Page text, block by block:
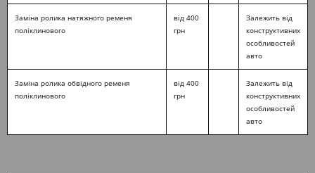
Заміна ролика натяжного ременя
поліклинового
від 400
грн
Залежить від
конструктивних
особливостей
авто
Заміна ролика обвідного ременя
поліклинового
від 400
грн
Залежить від
конструктивних
особливостей
авто